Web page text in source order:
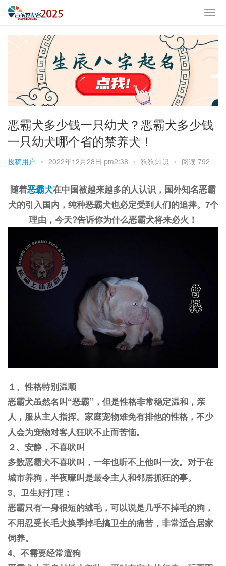
恶霸犬多少钱一只幼犬？恶霸犬多少钱
一只幼犬哪个省的禁养犬！
投稿用户 • 2022年12月28日 pm2:38 • 狗狗知识 • 阅读 792
随着恶霸犬在中国被越来越多的人认识，国外知名恶霸
犬的引入国内，纯种恶霸犬也必定受到人们的追捧。7个
理由，今天?告诉你为什么恶霸犬将来必火！
１、性格特别温顺
恶霸犬虽然名叫“恶霸”，但是性格非常稳定温和，亲
人，服从主人指挥。家庭宠物难免有排他的性格，不少
人会为宠物对客人狂吠不止而苦恼。
２、安静，不喜吠叫
多数恶霸犬不喜吠叫，一年也听不上他叫一次。对于在
城市养狗，半夜嚎叫是最令主人和邻居抓狂的事。
3、卫生好打理：
恶霸只有一身很短的绒毛，可以说是几乎不掉毛的狗，
不用忍受长毛犬换季掉毛搞卫生的痛苦，非常适合居家
饲养。
4、不需要经常遛狗